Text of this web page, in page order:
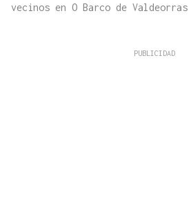
vecinos en O Barco de Valdeorras